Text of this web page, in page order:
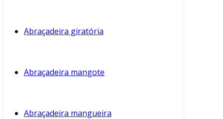
Abraçadeira giratória
Abraçadeira mangote
Abraçadeira mangueira